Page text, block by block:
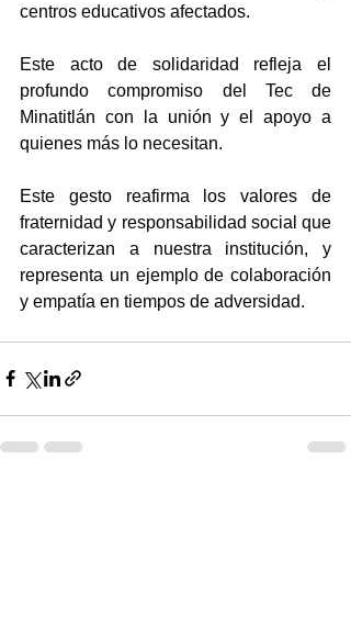
centros educativos afectados.
Este acto de solidaridad refleja el
profundo compromiso del Tec de
Minatitlán con la unión y el apoyo a
quienes más lo necesitan.
Este gesto reafirma los valores de
fraternidad y responsabilidad social que
caracterizan a nuestra institución, y
representa un ejemplo de colaboración
y empatía en tiempos de adversidad.